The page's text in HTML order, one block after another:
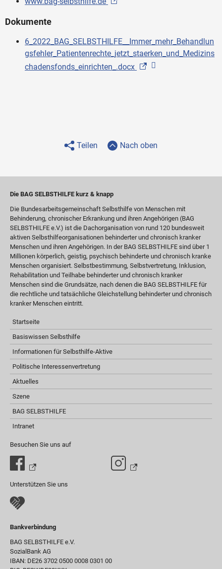
Dokumente
6_2022_BAG_SELBSTHILFE__Immer_mehr_Behandlun
gsfehler_Patientenrechte_jetzt_staerken_und_Medizins
chadensfonds_einrichten_.docx
Teilen Nach oben
Die BAG SELBSTHILFE kurz & knapp
Die Bundesarbeitsgemeinschaft Selbsthilfe von Menschen mit
Behinderung, chronischer Erkrankung und ihren Angehörigen (BAG
SELBSTHILFE e.V.) ist die Dachorganisation von rund 120 bundesweit
aktiven Selbsthilfeorganisationen behinderter und chronisch kranker
Menschen und ihren Angehörigen. In der BAG SELBSTHILFE sind über 1
Millionen körperlich, geistig, psychisch behinderte und chronisch kranke
Menschen organisiert. Selbstbestimmung, Selbstvertretung, Inklusion,
Rehabilitation und Teilhabe behinderter und chronisch kranker
Menschen sind die Grundsätze, nach denen die BAG SELBSTHILFE für
die rechtliche und tatsächliche Gleichstellung behinderter und chronisch
kranker Menschen eintritt.
Startseite
Basiswissen Selbsthilfe
Informationen für Selbsthilfe-Aktive
Politische Interessenvertretung
Aktuelles
Szene
BAG SELBSTHILFE
Intranet
Besuchen Sie uns auf
Unterstützen Sie uns
Bankverbindung
BAG SELBSTHILFE e.V.
SozialBank AG
IBAN: DE26 3702 0500 0008 0301 00